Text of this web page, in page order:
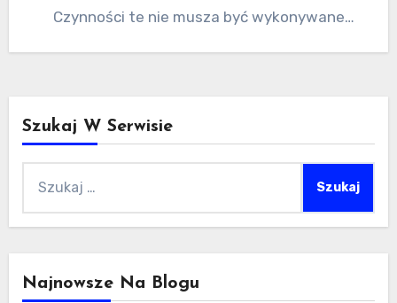
Czynności te nie musza być wykonywane
Szukaj W Serwisie
Najnowsze Na Blogu